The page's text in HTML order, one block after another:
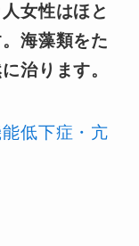
女性はほと
海藻類をた
治ります。
低下症・亢